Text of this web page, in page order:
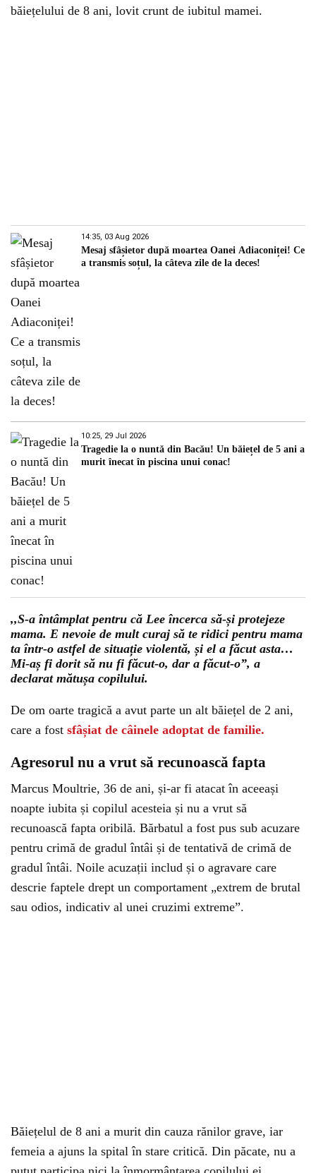
băiețelului de 8 ani, lovit crunt de iubitul mamei.
14:35, 03 Aug 2026
Mesaj sfâșietor după moartea Oanei Adiaconiței! Ce
a transmis soțul, la câteva zile de la deces!
10:25, 29 Jul 2026
Tragedie la o nuntă din Bacău! Un băiețel de 5 ani a
murit înecat în piscina unui conac!
,,S-a întâmplat pentru că Lee încerca să-și protejeze
mama. E nevoie de mult curaj să te ridici pentru mama
ta într-o astfel de situație violentă, și el a făcut asta…
Mi-aș fi dorit să nu fi făcut-o, dar a făcut-o”, a
declarat mătușa copilului.
De om oarte tragică a avut parte un alt băiețel de 2 ani,
care a fost sfâșiat de câinele adoptat de familie.
Agresorul nu a vrut să recunoască fapta
Marcus Moultrie, 36 de ani, și-ar fi atacat în aceeași
noapte iubita și copilul acesteia și nu a vrut să
recunoască fapta oribilă. Bărbatul a fost pus sub acuzare
pentru crimă de gradul întâi și de tentativă de crimă de
gradul întâi. Noile acuzații includ și o agravare care
descrie faptele drept un comportament „extrem de brutal
sau odios, indicativ al unei cruzimi extreme”.
Băiețelul de 8 ani a murit din cauza rănilor grave, iar
femeia a ajuns la spital în stare critică. Din păcate, nu a